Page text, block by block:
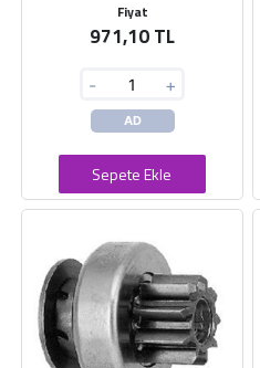
Fiyat
971,10 TL
- +
AD
Sepete Ekle